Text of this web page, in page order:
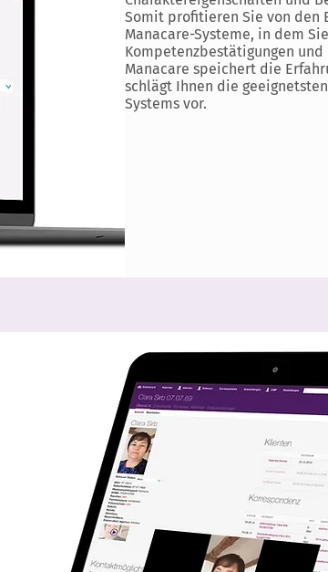
Somit profitieren Sie von den
Manacare-Systeme, in dem
Kompetenzbestätigungen
Manacare speichert die
schlägt Ihnen die
Systems vor.